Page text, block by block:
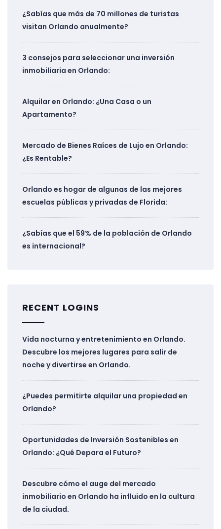
¿Sabías que más de 70 millones de turistas
visitan Orlando anualmente?
3 consejos para seleccionar una inversión
inmobiliaria en Orlando:
Alquilar en Orlando: ¿Una Casa o un
Apartamento?
Mercado de Bienes Raíces de Lujo en Orlando:
¿Es Rentable?
Orlando es hogar de algunas de las mejores
escuelas públicas y privadas de Florida:
¿Sabías que el 59% de la población de Orlando
es internacional?
RECENT LOGINS
Vida nocturna y entretenimiento en Orlando.
Descubre los mejores lugares para salir de
noche y divertirse en Orlando.
¿Puedes permitirte alquilar una propiedad en
Orlando?
Oportunidades de Inversión Sostenibles en
Orlando: ¿Qué Depara el Futuro?
Descubre cómo el auge del mercado
inmobiliario en Orlando ha influido en la cultura
de la ciudad.